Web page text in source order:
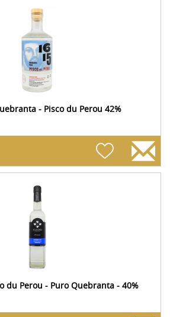
- Pisco du Perou 42%
du Perou - Puro Quebranta - 40%